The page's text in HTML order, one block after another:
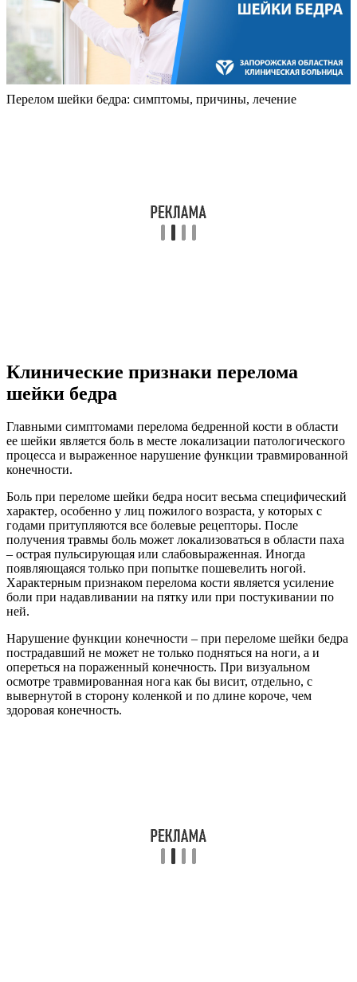
Перелом шейки бедра: симптомы, причины, лечение
Клинические признаки перелома
шейки бедра
Главными симптомами перелома бедренной кости в области
ее шейки является боль в месте локализации патологического
процесса и выраженное нарушение функции травмированной
конечности.
Боль при переломе шейки бедра носит весьма специфический
характер, особенно у лиц пожилого возраста, у которых с
годами притупляются все болевые рецепторы. После
получения травмы боль может локализоваться в области паха
– острая пульсирующая или слабовыраженная. Иногда
появляющаяся только при попытке пошевелить ногой.
Характерным признаком перелома кости является усиление
боли при надавливании на пятку или при постукивании по
ней.
Нарушение функции конечности – при переломе шейки бедра
пострадавший не может не только подняться на ноги, а и
опереться на пораженный конечность. При визуальном
осмотре травмированная нога как бы висит, отдельно, с
вывернутой в сторону коленкой и по длине короче, чем
здоровая конечность.